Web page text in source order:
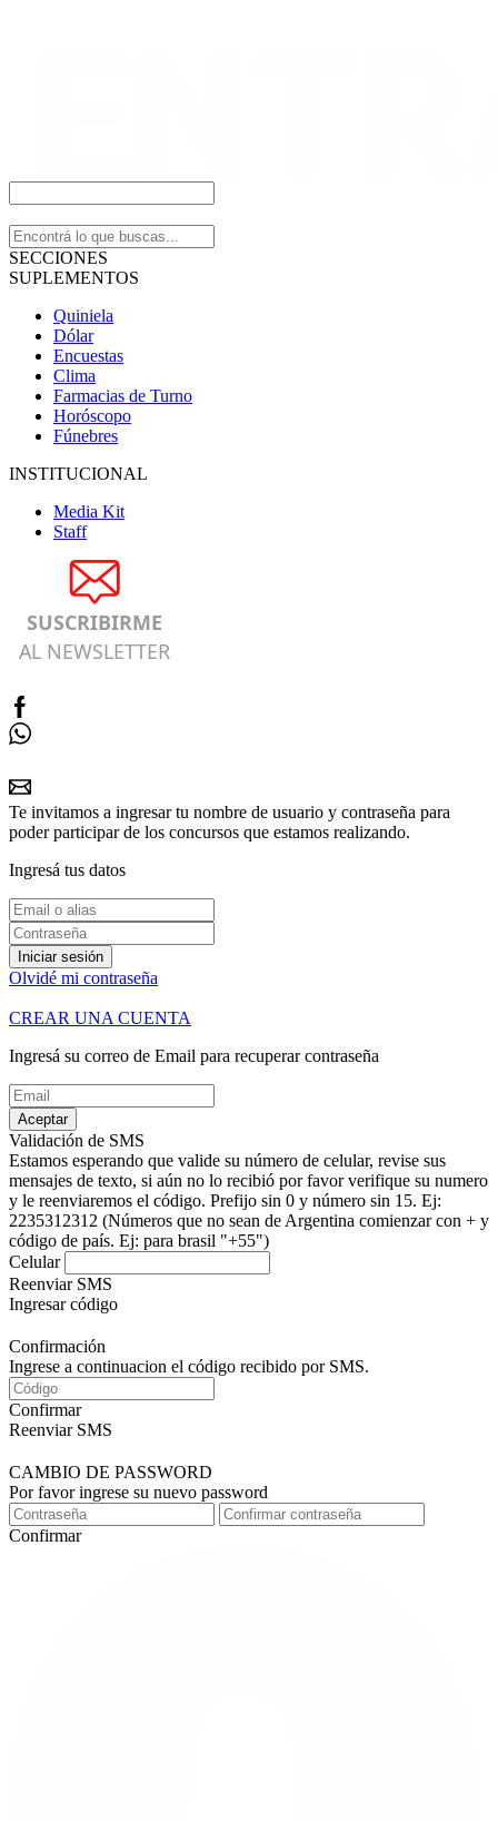
SECCIONES
SUPLEMENTOS
Quiniela
Dólar
Encuestas
Clima
Farmacias de Turno
Horóscopo
Fúnebres
INSTITUCIONAL
Media Kit
Staff
SUSCRIBIRME
AL NEWSLETTER
Te invitamos a ingresar tu nombre de usuario y contraseña para
poder participar de los concursos que estamos realizando.
Ingresá tus datos
Iniciar sesión
Olvidé mi contraseña
CREAR UNA CUENTA
Ingresá su correo de Email para recuperar contraseña
Aceptar
Validación de SMS
Estamos esperando que valide su número de celular, revise sus
mensajes de texto, si aún no lo recibió por favor verifique su numero
y le reenviaremos el código. Prefijo sin 0 y número sin 15. Ej:
2235312312 (Números que no sean de Argentina comienzar con + y
código de país. Ej: para brasil "+55")
Celular
Reenviar SMS
Ingresar código
Confirmación
Ingrese a continuacion el código recibido por SMS.
Confirmar
Reenviar SMS
CAMBIO DE PASSWORD
Por favor ingrese su nuevo password
Confirmar